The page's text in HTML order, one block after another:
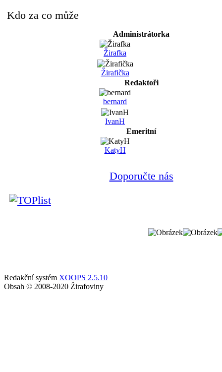
Kdo za co může
Administrátorka
Žirafka
Žirafička
Redaktoři
bernard
IvanH
Emeritní
KatyH
Doporučte nás
Redakční systém XOOPS 2.5.10
Obsah © 2008-2020 Žirafoviny